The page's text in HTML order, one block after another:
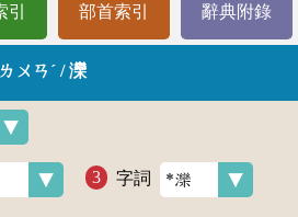
部首索引 辭典附錄
ㄨㄢˊ / 灤
字詞